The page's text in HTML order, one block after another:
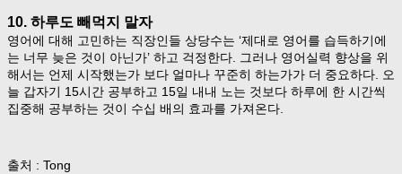
10. 하루도 빼먹지 말자
영어에 대해 고민하는 직장인들 상당수는 ‘제대로 영어를 습득하기에
는 너무 늦은 것이 아닌가’ 하고 걱정한다. 그러나 영어실력 향상을 위
해서는 언제 시작했는가 보다 얼마나 꾸준히 하는가가 더 중요하다. 오
늘 갑자기 15시간 공부하고 15일 내내 노는 것보다 하루에 한 시간씩
집중해 공부하는 것이 수십 배의 효과를 가져온다.
출처 : Tong